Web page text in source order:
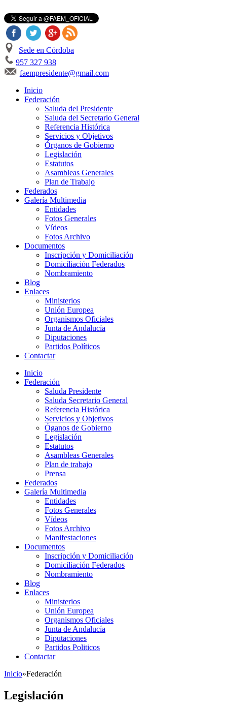
Sede en Córdoba
957 327 938
faempresidente@gmail.com
Inicio
Federación
Saluda del Presidente
Saluda del Secretario General
Referencia Histórica
Servicios y Objetivos
Órganos de Gobierno
Legislación
Estatutos
Asambleas Generales
Plan de Trabajo
Federados
Galería Multimedia
Entidades
Fotos Generales
Vídeos
Fotos Archivo
Documentos
Inscripción y Domiciliación
Domiciliación Federados
Nombramiento
Blog
Enlaces
Ministerios
Unión Europea
Organismos Oficiales
Junta de Andalucía
Diputaciones
Partidos Políticos
Contactar
Inicio
Federación
Saluda Presidente
Saluda Secretario General
Referencia Histórica
Servicios y Objetivos
Óganos de Gobierno
Legislación
Estatutos
Asambleas Generales
Plan de trabajo
Prensa
Federados
Galería Multimedia
Entidades
Fotos Generales
Vídeos
Fotos Archivo
Manifestaciones
Documentos
Inscripción y Domiciliación
Domiciliación Federados
Nombramiento
Blog
Enlaces
Ministerios
Unión Europea
Organismos Oficiales
Junta de Andalucía
Diputaciones
Partidos Politicos
Contactar
Inicio»Federación
Legislación